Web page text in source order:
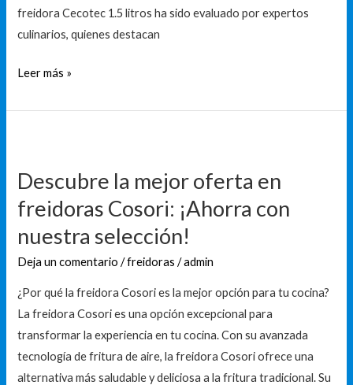
freidora Cecotec 1.5 litros ha sido evaluado por expertos
culinarios, quienes destacan
Leer más »
Descubre la mejor oferta en
freidoras Cosori: ¡Ahorra con
nuestra selección!
Deja un comentario /freidoras /admin
¿Por qué la freidora Cosori es la mejor opción para tu cocina?
La freidora Cosori es una opción excepcional para
transformar la experiencia en tu cocina. Con su avanzada
tecnología de fritura de aire, la freidora Cosori ofrece una
alternativa más saludable y deliciosa a la fritura tradicional. Su
mejor
oferta
freidoras
Cosori:
¡Ahorra
con
nuestra
selección!